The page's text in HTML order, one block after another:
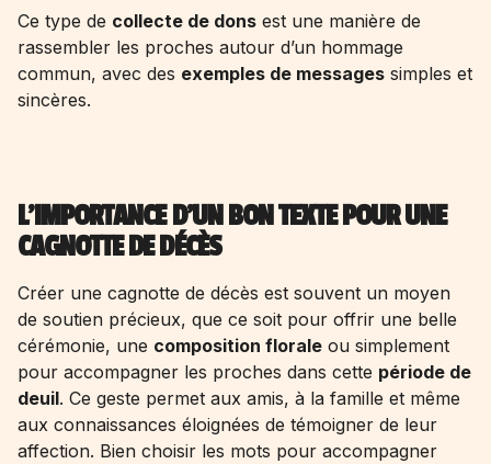
Ce type de collecte de dons est une manière de
rassembler les proches autour d’un hommage
commun, avec des exemples de messages simples et
sincères.
L'IMPORTANCE D'UN BON TEXTE POUR UNE
CAGNOTTE DE DÉCÈS
Créer une cagnotte de décès est souvent un moyen
de soutien précieux, que ce soit pour offrir une belle
cérémonie, une composition florale ou simplement
pour accompagner les proches dans cette période de
deuil. Ce geste permet aux amis, à la famille et même
aux connaissances éloignées de témoigner de leur
affection. Bien choisir les mots pour accompagner